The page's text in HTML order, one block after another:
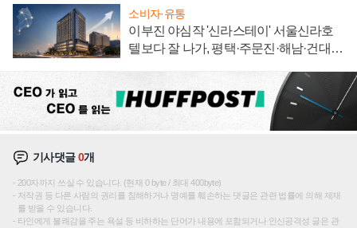
소비자·유통
이부진 야심작 '신라스테이' 서울신라호
텔보다 잘 나가, 평택·주문진·해남·건대로
기사댓글0개
200자까지 쓰실 수 있습니다. (현재 0 byte / 최대 400byte)
저작권 등 다른 사람의 권리를 침해하거나 명예를 훼손하는 댓글은 관련 법률에 의해 제재
를 받을 수 있습니다.
타인에게 불쾌감을 주는 욕설 등 비하하는 단어가 내용에 포함되거나 인신공격성 글은 관